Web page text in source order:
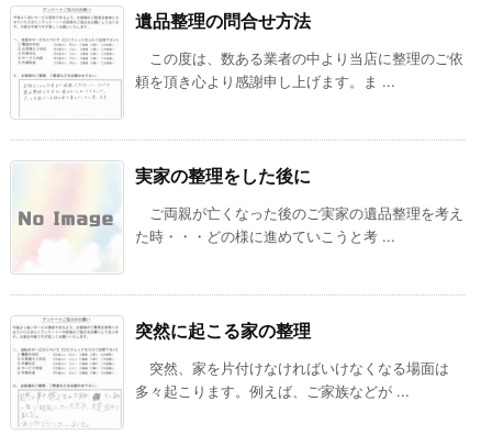
遺品整理の問合せ方法
この度は、数ある業者の中より当店に整理のご依
頼を頂き心より感謝申し上げます。ま ...
実家の整理をした後に
ご両親が亡くなった後のご実家の遺品整理を考え
た時・・・どの様に進めていこうと考 ...
突然に起こる家の整理
突然、家を片付けなければいけなくなる場面は
多々起こります。例えば、ご家族などが ...